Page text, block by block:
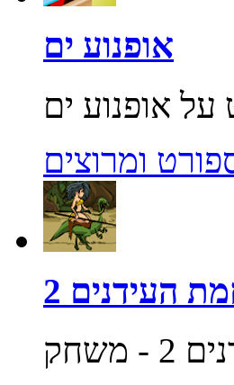
אופנוע ים
ומרוצים
העידנים 2